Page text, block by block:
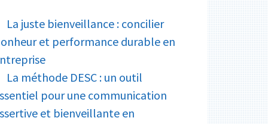
La juste bienveillance : concilier
et performance durable en
La méthode DESC : un outil
pour une communication
et bienveillante en